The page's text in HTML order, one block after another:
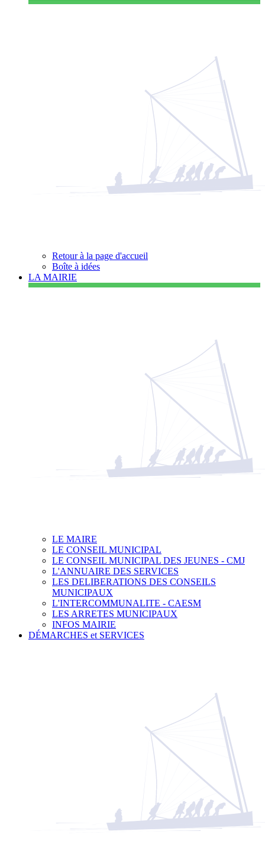
Retour à la page d'accueil
Boîte à idées
LA MAIRIE
LE MAIRE
LE CONSEIL MUNICIPAL
LE CONSEIL MUNICIPAL DES JEUNES - CMJ
L'ANNUAIRE DES SERVICES
LES DELIBERATIONS DES CONSEILS
MUNICIPAUX
L'INTERCOMMUNALITE - CAESM
LES ARRETES MUNICIPAUX
INFOS MAIRIE
DÉMARCHES et SERVICES